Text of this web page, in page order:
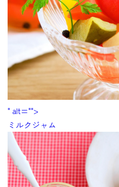
" alt="">
ミルクジャム